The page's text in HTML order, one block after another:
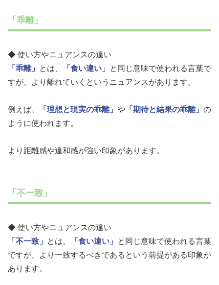
「乖離」
◆ 使い方やニュアンスの違い
「乖離」
とは、 「食い違い」
と同じ意味で使われる言葉で
すが、より離れていくというニュアンスがあります。
例えば、 「理想と現実の乖離」 や 「期待と結果の乖離」 の
ように使われます。
より距離感や違和感が強い印象があります。
「不一致」
◆ 使い方やニュアンスの違い
「不一致」
とは、 「食い違い」
と同じ意味で使われる言葉
ですが、より一致するべきであるという前提がある印象が
あります。